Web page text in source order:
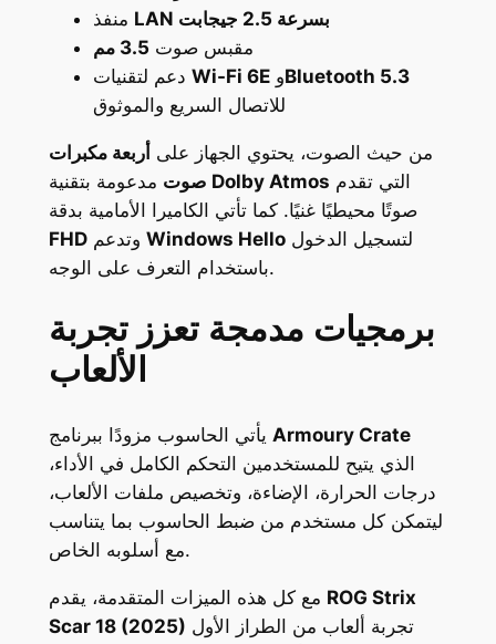
LAN بسرعة 2.5 جيجابت
مقبس صوت 3.5 مم
Wi-Fi 6E وBluetooth 5.3
للاتصال السريع والموثوق
من حيث الصوت، يحتوي الجهاز علىأربعة مكبرات
صوتمدعومة بتقنية Dolby Atmos
صوتًا محيطيًا غنيًا. كما تأتي الكاميرا الأمامية بدقة
FHD
Windows Helloلتسجيل الدخول
باستخدام التعرف على الوجه.
برمجيات مدمجة تعزز تجربة
الألعاب
Armoury Crate
الذي يتيح للمستخدمين التحكم الكامل في الأداء،
درجات الحرارة، الإضاءة، وتخصيص ملفات الألعاب،
ليتمكن كل مستخدم من ضبط الحاسوب بما يتناسب
مع أسلوبه الخاص.
ROG Strix
Scar 18 (2025)